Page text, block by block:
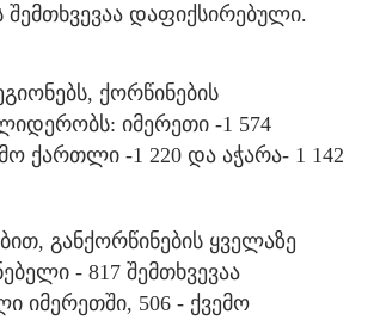
შემთხვევაა დაფიქსირებული.
ქორწინების
იმერეთი -1 574
ქართლი -1 220 და აჭარა- 1 142
განქორწინების ყველაზე
- 817 შემთხვევაა
იმერეთში, 506 - ქვემო